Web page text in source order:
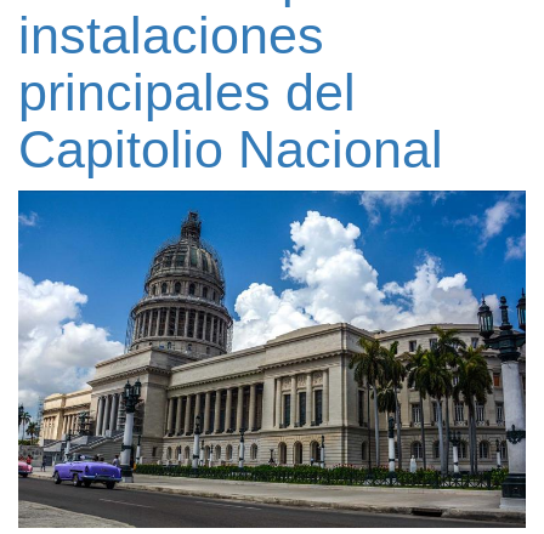
instalaciones
principales del
Capitolio Nacional